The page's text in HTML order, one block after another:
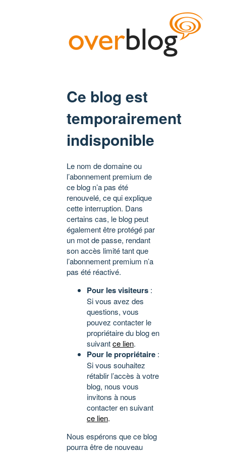
Ce blog est
temporairement
indisponible
Le nom de domaine ou
l’abonnement premium de
ce blog n’a pas été
renouvelé, ce qui explique
cette interruption. Dans
certains cas, le blog peut
également être protégé par
un mot de passe, rendant
son accès limité tant que
l’abonnement premium n’a
pas été réactivé.
Pour les visiteurs :
Si vous avez des
questions, vous
pouvez contacter le
propriétaire du blog en
suivantce lien.
Pour le propriétaire :
Si vous souhaitez
rétablir l’accès à votre
blog, nous vous
invitons à nous
contacter en suivant
ce lien.
Nous espérons que ce blog
pourra être de nouveau